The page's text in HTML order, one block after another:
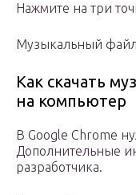
Нажмите на три
Музыкальный файл
Как скачать
на компьютер
В Google Chrome
Дополнительные
разработчика.